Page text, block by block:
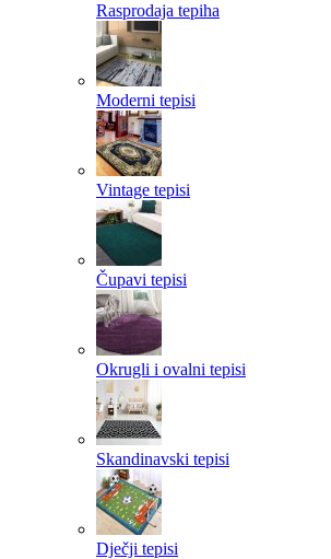
Rasprodaja tepiha
Moderni tepisi
Vintage tepisi
Čupavi tepisi
Okrugli i ovalni tepisi
Skandinavski tepisi
Dječji tepisi